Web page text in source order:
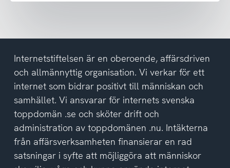
del
av
integritetspolicyn
Internetstiftelsen är en oberoende, affärsdriven
och allmännyttig organisation. Vi verkar för ett
internet som bidrar positivt till människan och
samhället. Vi ansvarar för internets svenska
toppdomän .se och sköter drift och
administration av toppdomänen .nu. Intäkterna
från affärsverksamheten finansierar en rad
satsningar i syfte att möjliggöra att människor